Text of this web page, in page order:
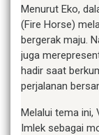
Menurut Eko,
(Fire Horse)
bergerak maju.
juga
hadir saat
perjalanan
Melalui tema ini,
Imlek sebagai